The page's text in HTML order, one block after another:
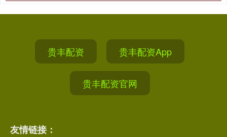
贵丰配资 贵丰配资App
贵丰配资官网
友情链接：